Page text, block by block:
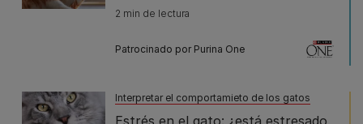
2 min de lectura
Patrocinado por Purina One
Interpretar el comportamieto de los gatos
Estrés en el gato: ¿está estresado